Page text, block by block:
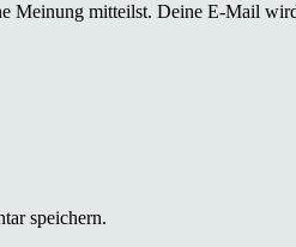
Meinung mitteilst. Deine E-Mail
speichern.